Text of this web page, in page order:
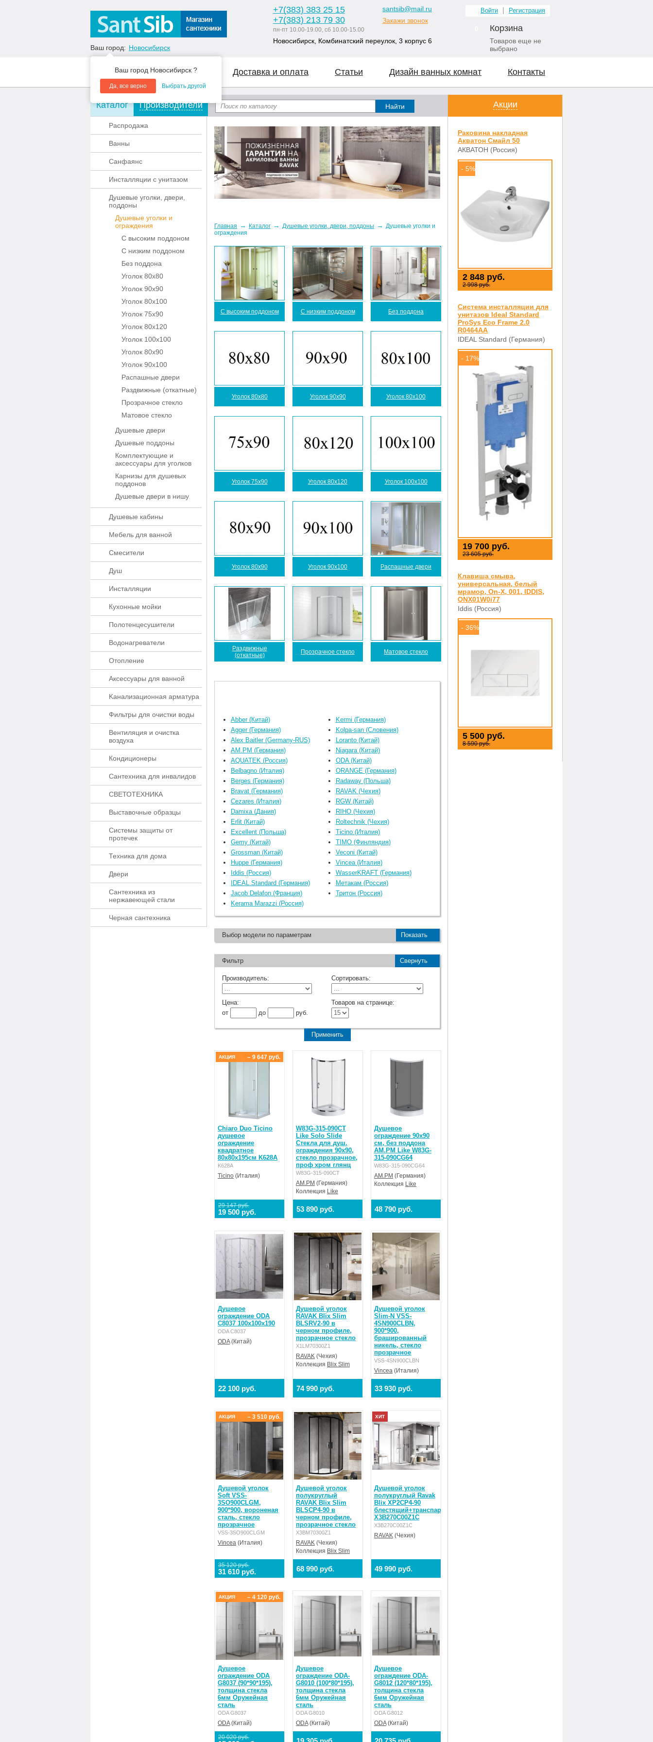
Ваш город: Новосибирск
Ваш город Новосибирск ?
Да, все верно Выбрать другой
+7(383) 383 25 15
+7(383) 213 79 30
пн-пт 10.00-19.00, сб 10.00-15.00
santsib@mail.ru
Закажи звонок
Новосибирск, Комбинатский переулок, 3 корпус 6
Войти Регистрация
Корзина
Товаров еще не
выбрано
О компании Акции Доставка и оплата Статьи Дизайн ванных комнат Контакты
Каталог Производители
Распродажа
Ванны
Санфаянс
Инсталляции с унитазом
Душевые уголки, двери,
поддоны
Душевые уголки и
ограждения
С высоким поддоном
С низким поддоном
Без поддона
Уголок 80x80
Уголок 90x90
Уголок 80x100
Уголок 75x90
Уголок 80x120
Уголок 100x100
Уголок 80x90
Уголок 90x100
Распашные двери
Раздвижные (откатные)
Прозрачное стекло
Матовое стекло
Душевые двери
Душевые поддоны
Комплектующие и
аксессуары для уголков
Карнизы для душевых
поддонов
Душевые двери в нишу
Душевые кабины
Мебель для ванной
Смесители
Душ
Инсталляции
Кухонные мойки
Полотенцесушители
Водонагреватели
Отопление
Аксессуары для ванной
Kaнaлизaционнaя apматypa
Фильтры для очистки воды
Вентиляция и очистка
воздуха
Кондиционеры
Сантехника для инвалидов
СВЕТОТЕХНИКА
Выставочные образцы
Системы защиты от
протечек
Техника для дома
Двери
Сантехника из
нержавеющей стали
Черная сантехника
Главная → Каталог → Душевые уголки, двери, поддоны →
Душевые уголки и
ограждения
С высоким поддоном С низким поддоном Без поддона
Уголок 80x80 Уголок 90x90 Уголок 80x100
Уголок 75x90 Уголок 80x120 Уголок 100x100
Уголок 80x90 Уголок 90x100 Распашные двери
Раздвижные
(откатные)
Прозрачное стекло Матовое стекло
Abber (Китай)
Agger (Германия)
Alex Baitler (Germany-RUS)
AM.PM (Германия)
AQUATEK (Россия)
Belbagno (Италия)
Berges (Германия)
Bravat (Германия)
Cezares (Италия)
Damixa (Дания)
Erlit (Китай)
Excellent (Польша)
Gemy (Китай)
Grossman (Китай)
Huppe (Германия)
Iddis (Россия)
IDEAL Standard (Германия)
Jacob Delafon (Франция)
Kerama Marazzi (Россия)
Kermi (Германия)
Kolpa-san (Словения)
Loranto (Китай)
Niagara (Китай)
ODA (Китай)
ORANGE (Германия)
Radaway (Польша)
RAVAK (Чехия)
RGW (Китай)
RIHO (Чехия)
Roltechnik (Чехия)
Ticino (Италия)
TIMO (Финляндия)
Veconi (Китай)
Vincea (Италия)
WasserKRAFT (Германия)
Метакам (Россия)
Тритон (Россия)
Выбор модели по параметрам Показать
Фильтр Свернуть
Производитель: Сортировать:
Цена:
от
до руб.
Товаров на странице:
Chiaro Duo Ticino
душевое
ограждение
квадратное
80х80х195см K628A
K628A
Ticino (Италия)
29 147 руб.
19 500 руб.
– 9 647 руб.
АКЦИЯ
W83G-315-090CT
Like Solo Slide
Стекла для душ.
ограждения 90x90,
стекло прозрачное,
проф хром глянц
W83G-315-090CT
AM.PM (Германия)
Коллекция Like
53 890 руб.
Душевое
ограждение 90x90
см, без поддона
AM.PM Like W83G-
315-090CG64
W83G-315-090CG64
AM.PM (Германия)
Коллекция Like
48 790 руб.
Душевое
ограждение ODA
С8037 100x100x190
ODA С8037
ODA(Китай)
22 100 руб.
Душевой уголок
RAVAK Blix Slim
BLSRV2-90 в
черном профиле,
прозрачное стекло
X1LM70300Z1
RAVAK (Чехия)
Коллекция Blix Slim
74 990 руб.
Душевой уголок
Slim-N VSS-
4SN900CLBN,
900*900,
брашированный
никель, стекло
прозрачное
VSS-4SN900CLBN
Vincea (Италия)
33 930 руб.
Душевой уголок
Soft VSS-
3SO900CLGM,
900*900, вороненая
сталь, стекло
прозрачное
VSS-3SO900CLGM
Vincea (Италия)
35 120 руб.
31 610 руб.
– 3 510 руб.
АКЦИЯ
Душевой уголок
полукруглый
RAVAK Blix Slim
BLSCP4-90 в
черном профиле,
прозрачное стекло
X3BM70300Z1
RAVAK (Чехия)
Коллекция Blix Slim
68 990 руб.
Душевой уголок
полукруглый Ravak
Blix XP2CP4-90
блестящий+транспарент
X3B270C00Z1C
X3B270C00Z1C
RAVAK (Чехия)
49 990 руб.
ХИТ
Душевое
ограждение ODA
G8037 (90*90*195),
толщина стекла
6мм Оружейная
сталь
ODA G8037
ODA(Китай)
20 020 руб.
– 4 120 руб.
АКЦИЯ
Душевое
ограждение ODA-
G8010 (100*80*195),
толщина стекла
6мм Оружейная
сталь
ODA G8010
ODA(Китай)
Душевое
ограждение ODA-
G8012 (120*80*195),
толщина стекла
6мм Оружейная
сталь
ODA G8012
ODA(Китай)
Акции
Раковина накладная
Акватон Смайл 50
АКВАТОН (Россия)
- 5%
2 848 руб.
2 998 руб.
Система инсталляции для
унитазов Ideal Standard
ProSys Eco Frame 2.0
R0464AA
IDEAL Standard (Германия)
- 17%
19 700 руб.
23 605 руб.
Клавиша смыва,
универсальная, белый
мрамор, On-X, 001, IDDIS,
ONX01W0i77
Iddis (Россия)
- 36%
5 500 руб.
8 590 руб.